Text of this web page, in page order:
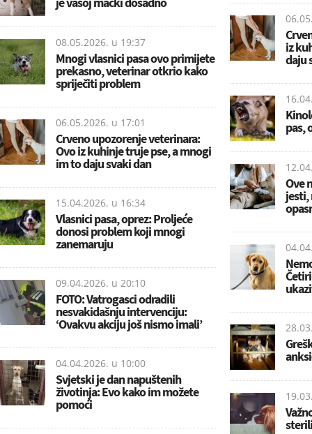
08.05.2026. u 19:37
Mnogi vlasnici pasa ovo primijete
prekasno, veterinar otkrio kako
spriječiti problem
06.05.2026. u 17:01
Crveno upozorenje veterinara:
Ovo iz kuhinje truje pse, a mnogi
im to daju svaki dan
15.04.2026. u 16:34
Vlasnici pasa, oprez: Proljeće
donosi problem koji mnogi
zanemaruju
09.04.2026. u 20:10
FOTO: Vatrogasci odradili
nesvakidašnju intervenciju:
‘Ovakvu akciju još nismo imali’
04.04.2026. u 10:00
Svjetski je dan napuštenih
životinja: Evo kako im možete
pomoći
iz
daju
pas,
Ove
jesti,